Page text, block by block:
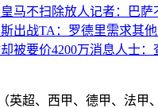
马不扫除放人记者：巴萨
出战TA：罗德里需求其
被要价4200万消息人士：
英超、西甲、德甲、法甲